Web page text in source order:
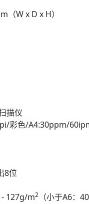
（W x D x H）
描仪
彩色/A4:30ppm/
8位
- 127g/m2
（小于A6：